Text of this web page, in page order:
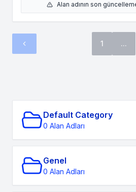
Alan adının son
1 ...
Default Category
0 Alan Adları
Genel
0 Alan Adları